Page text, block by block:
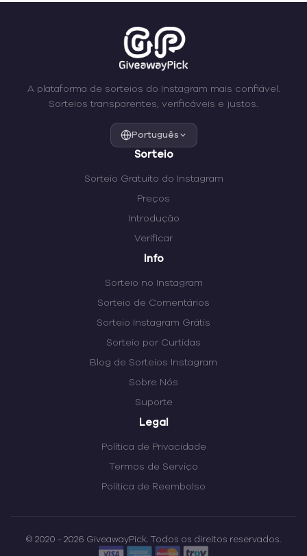
A plataforma de sorteios do Instagram mais confiável.
Sorteios transparentes, verificáveis e justos.
Português
Sorteio
Sorteio Gratuito do Instagram
Preços
Introdução
Verificar
Info
Sorteio no Instagram
Sorteio de Comentários
Sorteio Instagram Grátis
Sorteio por Curtidas
Blog de Sorteios Instagram
Sobre Nós
Suporte
Legal
Política de Privacidade
Termos de Serviço
Política de Reembolso
© 2020 - 2026 GiveawayPick. Todos os direitos reservados.